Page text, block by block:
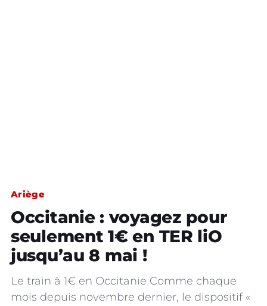
Ariège
Occitanie : voyagez pour
seulement 1€ en TER liO
jusqu’au 8 mai !
Le train à 1€ en Occitanie Comme chaque
mois depuis novembre dernier, le dispositif «